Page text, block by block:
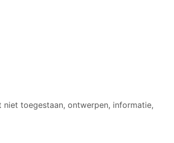
toegestaan, ontwerpen, informatie,